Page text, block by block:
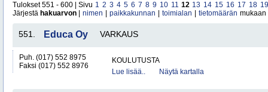
Tulokset 551 - 600 | Sivu 1 2 3 4 5 6 7 8 9 10 11 12 13 14 15 16 17 18 19
Järjestä hakuarvon nimen paikkakunnan toimialan tietomäärän mukaan
551. Educa Oy VARKAUS
Puh. (017) 552 8975
Faksi (017) 552 8976
KOULUTUSTA
Lue lisää..
Näytä kartalla